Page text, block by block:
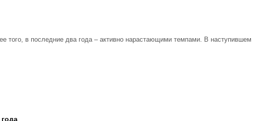
того, в последние два года – активно нарастающими темпами. В наступившем